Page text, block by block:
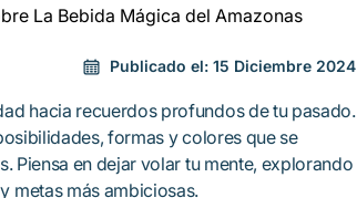
La Bebida Mágica del Amazonas
Publicado el: 15 Diciembre 2024
hacia recuerdos profundos de tu pasado.
formas y colores que se
Piensa en dejar volar tu mente, explorando
metas más ambiciosas.